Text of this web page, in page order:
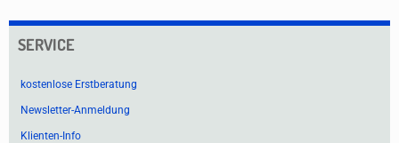
SERVICE
kostenlose Erstberatung
Newsletter-Anmeldung
Klienten-Info